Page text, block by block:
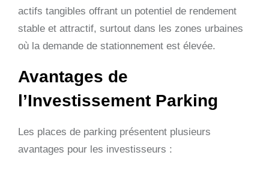
actifs tangibles offrant un potentiel de rendement
stable et attractif, surtout dans les zones urbaines
où la demande de stationnement est élevée.
Avantages de
l’Investissement Parking
Les places de parking présentent plusieurs
avantages pour les investisseurs :